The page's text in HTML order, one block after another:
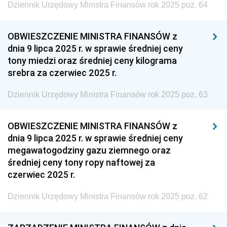
Dziennik Urzędowy Głównego Inspektoratu Ochrony
Dziennik Urzędowy Generalnej Dyrekcji Ochrony
Środowiska
Dziennik Urzędowy Ministerstwa Administracji,
Dziennik Urzędowy Ministerstwa Administracji i
Dziennik Urzędowy Unii Europejskiej, L
Dziennik Urzędowy Ministerstwa Komunikacji
Dziennik Urzędowy Ministerstwa Przemysłu
Chemicznego i Lekkiego
Gospodarki Żywnościowej
Dziennik Urzędowy Ministra Finansów rok 2025 poz. 64
OBWIESZCZENIE MINISTRA FINANSÓW z
dnia 9 lipca 2025 r. w sprawie średniej ceny
tony miedzi oraz średniej ceny kilograma
srebra za czerwiec 2025 r.
Dziennik Urzędowy Ministra Finansów rok 2025 poz. 63
OBWIESZCZENIE MINISTRA FINANSÓW z
dnia 9 lipca 2025 r. w sprawie średniej ceny
megawatogodziny gazu ziemnego oraz
średniej ceny tony ropy naftowej za
czerwiec 2025 r.
Dziennik Urzędowy Ministra Finansów rok 2025 poz. 62